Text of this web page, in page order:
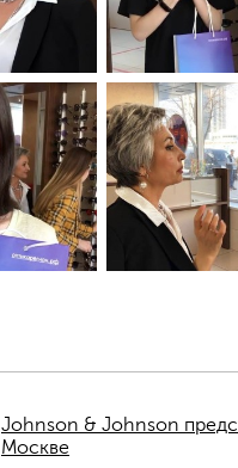
Johnson & Johnson
Москве